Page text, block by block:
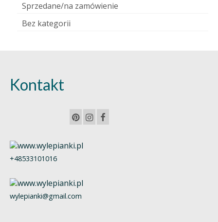
Sprzedane/na zamówienie
Bez kategorii
Kontakt
+48533101016
wylepianki@gmail.com